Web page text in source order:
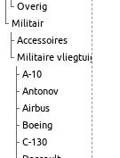
Overig
Militair
Accessoires
Militaire vliegtuigen
A-10
Antonov
Airbus
Boeing
C-130